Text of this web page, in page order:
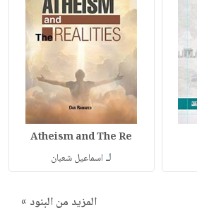
Atheism and The Re
لـ اسماعيل شعبان
المزيد من البنود »